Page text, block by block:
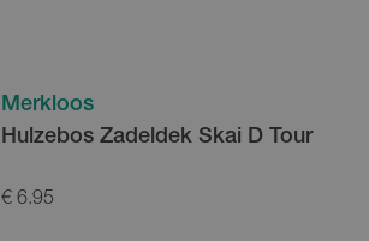
Merkloos
Hulzebos Zadeldek Skai D Tour
€ 6.95